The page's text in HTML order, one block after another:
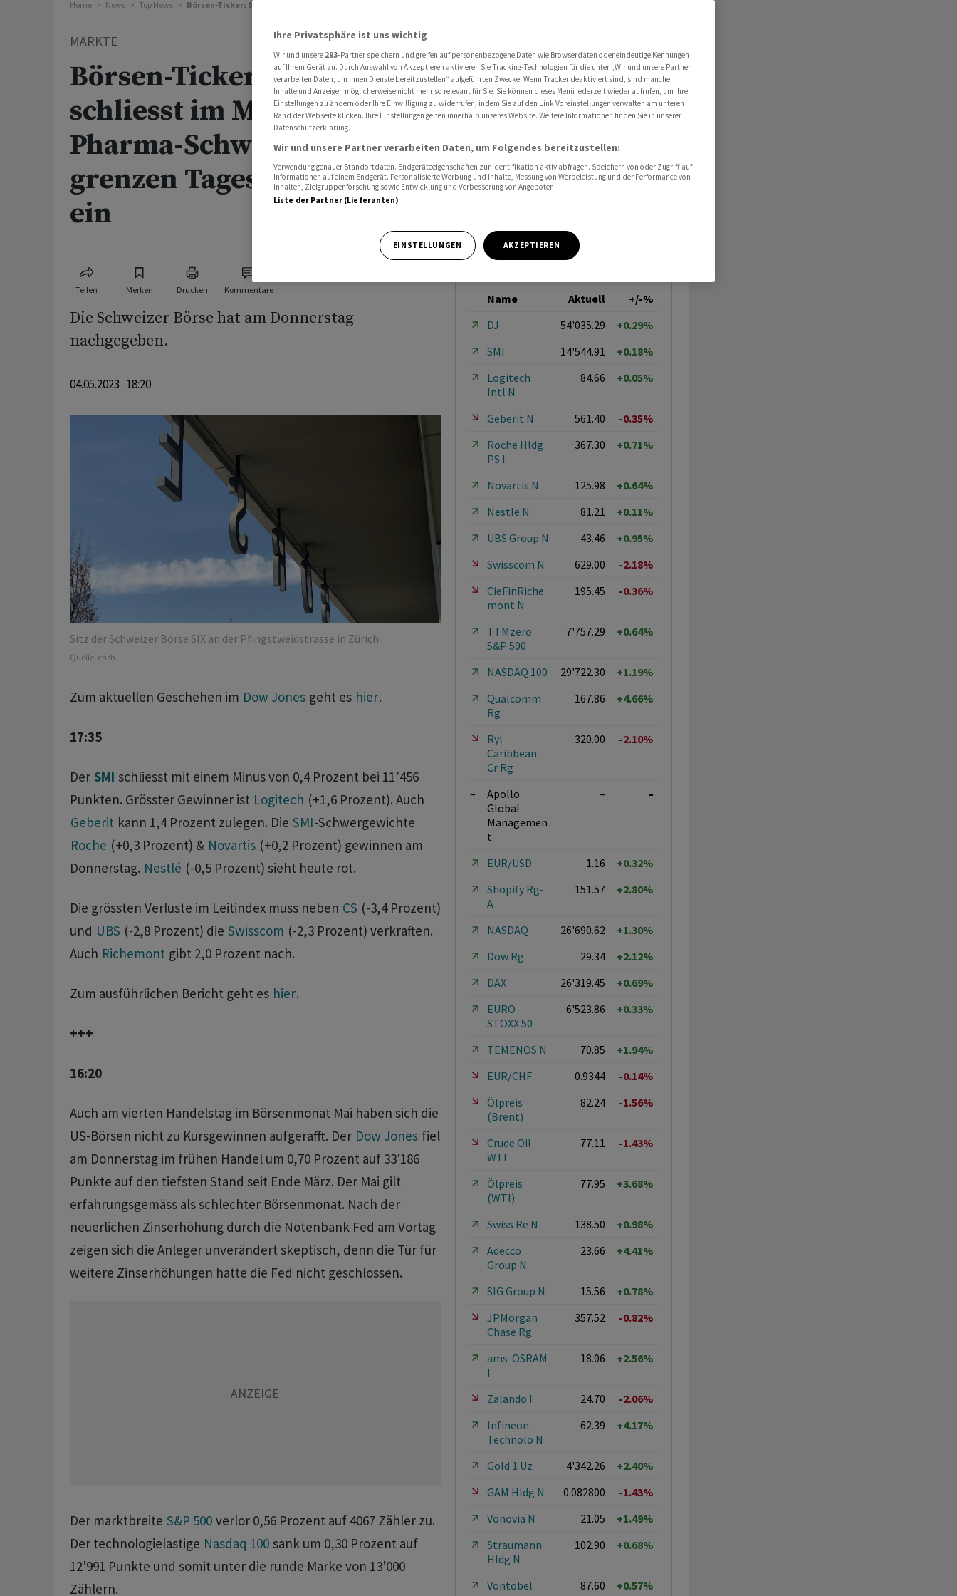
Home News Top News Börsen-Ticker: SMI schliesst im Minus -Pharma-Schwergewichte grenzen Tagesverlust etwas ein
MÄRKTE
Börsen-Ticker: SMI
schliesst im Minus -
Pharma-Schwergewichte
grenzen Tagesverlust etwas
ein
Teilen Merken Drucken Kommentare
Die Schweizer Börse hat am Donnerstag
nachgegeben.
04.05.2023 18:20
Sitz der Schweizer Börse SIX an der Pfingstweidstrasse in Zürich.
Quelle: cash
Zum aktuellen Geschehen im Dow Jones geht es hier.
17:35
Der SMI schliesst mit einem Minus von 0,4 Prozent bei 11’456
Punkten. Grösster Gewinner ist Logitech (+1,6 Prozent). Auch
Geberit kann 1,4 Prozent zulegen. Die SMI-Schwergewichte
Roche (+0,3 Prozent) & Novartis (+0,2 Prozent) gewinnen am
Donnerstag. Nestlé (-0,5 Prozent) sieht heute rot.
Die grössten Verluste im Leitindex muss neben CS (-3,4 Prozent)
und UBS (-2,8 Prozent) die Swisscom (-2,3 Prozent) verkraften.
Auch Richemont gibt 2,0 Prozent nach.
Zum ausführlichen Bericht geht es hier.
+++
16:20
Auch am vierten Handelstag im Börsenmonat Mai haben sich die
US-Börsen nicht zu Kursgewinnen aufgerafft. Der Dow Jones fiel
am Donnerstag im frühen Handel um 0,70 Prozent auf 33'186
Punkte auf den tiefsten Stand seit Ende März. Der Mai gilt
erfahrungsgemäss als schlechter Börsenmonat. Nach der
neuerlichen Zinserhöhung durch die Notenbank Fed am Vortag
zeigen sich die Anleger unverändert skeptisch, denn die Tür für
weitere Zinserhöhungen hatte die Fed nicht geschlossen.
Der marktbreite S&P 500 verlor 0,56 Prozent auf 4067 Zähler zu.
Der technologielastige Nasdaq 100 sank um 0,30 Prozent auf
12'991 Punkte und somit unter die runde Marke von 13'000
Zählern.
Name Aktuell
+/-%
DJ
54'035.29
+0.29%
SMI
14'544.91
+0.18%
Logitech
Intl N
84.66 +0.05%
Geberit N 561.40
-0.35%
Roche Hldg
PS I
367.30 +0.71%
Novartis N 125.98
+0.64%
Nestle N
81.21
+0.11%
UBS Group N
43.46
+0.95%
Swisscom N
629.00
-2.18%
CieFinRiche
mont N
195.45 -0.36%
TTMzero
S&P 500
7'757.29 +0.64%
NASDAQ 100 29'722.30
+1.19%
Qualcomm
Rg
167.86 +4.66%
Ryl
Caribbean
Cr Rg
320.00 -2.10%
–
Apollo
Global
Managemen
t
– –
EUR/USD 1.16
+0.32%
Shopify Rg-
A
151.57 +2.80%
NASDAQ 26'690.62
+1.30%
Dow Rg
29.34
+2.12%
DAX
26'319.45
+0.69%
EURO
STOXX 50
6'523.86 +0.33%
TEMENOS N 70.85
+1.94%
EUR/CHF
0.9344
-0.14%
Ölpreis
(Brent)
82.24 -1.56%
Crude Oil
WTI
77.11 -1.43%
Ölpreis
(WTI)
77.95 +3.68%
Swiss Re N 138.50
+0.98%
Adecco
Group N
23.66 +4.41%
SIG Group N 15.56
+0.78%
JPMorgan
Chase Rg
357.52 -0.82%
ams-OSRAM
I
18.06 +2.56%
Zalando I 24.70
-2.06%
Infineon
Technolo N
62.39 +4.17%
Gold 1 Uz 4'342.26
+2.40%
GAM Hldg N
0.082800
-1.43%
Vonovia N
21.05
+1.49%
Straumann
Hldg N
102.90 +0.68%
Vontobel
87.60 +0.57%
Ihre Privatsphäre ist uns wichtig
Wir und unsere 293-Partner speichern und greifen auf personenbezogene Daten wie Browserdaten oder eindeutige Kennungen
auf Ihrem Gerät zu. Durch Auswahl von Akzeptieren aktivieren Sie Tracking-Technologien für die unter „Wir und unsere Partner
verarbeiten Daten, um Ihnen Dienste bereitzustellen“ aufgeführten Zwecke. Wenn Tracker deaktiviert sind, sind manche
Inhalte und Anzeigen möglicherweise nicht mehr so relevant für Sie. Sie können dieses Menü jederzeit wieder aufrufen, um Ihre
Einstellungen zu ändern oder Ihre Einwilligung zu widerrufen, indem Sie auf den Link Voreinstellungen verwalten am unteren
Rand der Webseite klicken. Ihre Einstellungen gelten innerhalb unseres Website. Weitere Informationen finden Sie in unserer
Datenschutzerklärung.
Wir und unsere Partner verarbeiten Daten, um Folgendes bereitzustellen:
Verwendung genauer Standortdaten. Endgeräteeigenschaften zur Identifikation aktiv abfragen. Speichern von oder Zugriff auf
Informationen auf einem Endgerät. Personalisierte Werbung und Inhalte, Messung von Werbeleistung und der Performance von
Inhalten, Zielgruppenforschung sowie Entwicklung und Verbesserung von Angeboten.
Liste der Partner (Lieferanten)
EINSTELLUNGEN AKZEPTIEREN